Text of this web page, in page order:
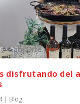
disfrutando del
| Blog